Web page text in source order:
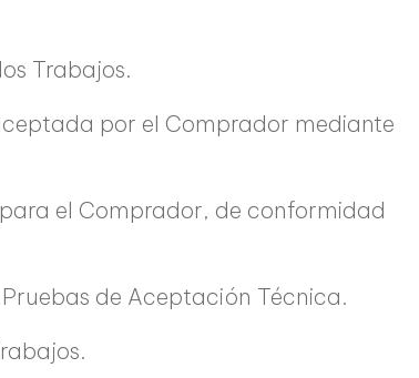
Trabajos.
por el Comprador mediante
el Comprador, de conformidad
de Aceptación Técnica.